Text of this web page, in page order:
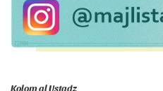
Kolom al Ustadz